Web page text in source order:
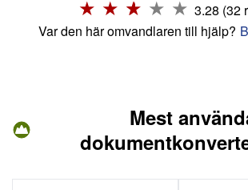
3.28 (32
Var den här omvandlaren till hjälp?
Mest